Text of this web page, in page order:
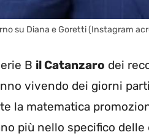
su Diana e Goretti (Instagram
B il Catanzaro dei
vivendo dei giorni
la matematica
più nello specifico